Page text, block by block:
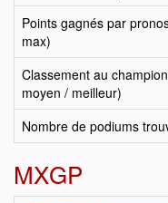
Points gagnés par
max)
Classement au
moyen / meilleur)
Nombre de podiums
MXGP